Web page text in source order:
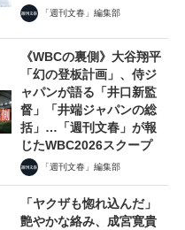
「週刊文春」編集部
《WBCの裏側》大谷翔平
「幻の登板計画」、侍ジ
ャパンが語る「井口新監
督」「井端ジャパンの総
括」…「週刊文春」が報
じたWBC2026スクープ
「週刊文春」編集部
「ヤクザも惚れ込んだ」
艶やかな絡み、成宮寛貴